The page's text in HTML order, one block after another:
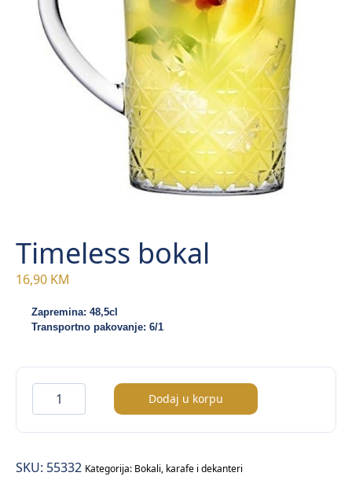
Timeless bokal
16,90 KM
Zapremina: 48,5cl
Transportno pakovanje: 6/1
Timeless
bokal
količina
Dodaj u korpu
SKU: 55332 Kategorija: Bokali, karafe i dekanteri